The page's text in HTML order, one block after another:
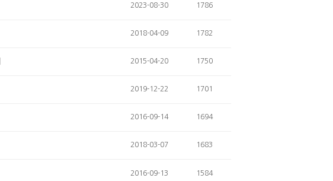
2023-08-30 1786
2018-04-09 1782
2015-04-20 1750
2019-12-22 1701
2016-09-14 1694
2018-03-07 1683
2016-09-13 1584